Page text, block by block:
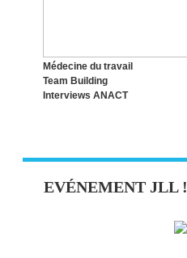
Médecine du travail
Team Building
Interviews ANACT
EVÉNEMENT JLL !